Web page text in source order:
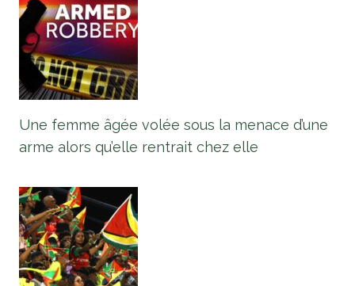
Une femme âgée volée sous la menace d’une
arme alors qu’elle rentrait chez elle